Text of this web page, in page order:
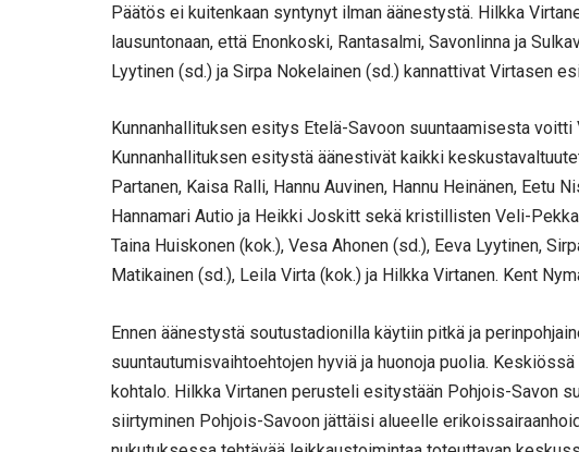
Päätös ei kuitenkaan syntynyt ilman äänestystä. Hilkka
lausuntonaan, että Enonkoski, Rantasalmi, Savonlinna ja
Lyytinen (sd.) ja Sirpa Nokelainen (sd.) kannattivat Virtasen
Kunnanhallituksen esitys Etelä-Savoon suuntaamisesta
Kunnanhallituksen esitystä äänestivät kaikki
Partanen, Kaisa Ralli, Hannu Auvinen, Hannu Heinänen, Eetu
Hannamari Autio ja Heikki Joskitt sekä kristillisten Veli-
Taina Huiskonen (kok.), Vesa Ahonen (sd.), Eeva Lyytinen,
Matikainen (sd.), Leila Virta (kok.) ja Hilkka Virtanen. Kent
Ennen äänestystä soutustadionilla käytiin pitkä ja
suuntautumisvaihtoehtojen hyviä ja huonoja puolia.
kohtalo. Hilkka Virtanen perusteli esitystään Pohjois-Savon
siirtyminen Pohjois-Savoon jättäisi alueelle